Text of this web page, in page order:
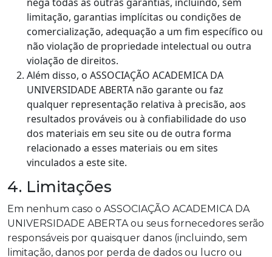
limitação, garantias implícitas ou condições de
comercialização, adequação a um fim específico ou
não violação de propriedade intelectual ou outra
violação de direitos.
Além disso, o ASSOCIAÇÃO ACADEMICA DA
UNIVERSIDADE ABERTA não garante ou faz
qualquer representação relativa à precisão, aos
resultados prováveis ou à confiabilidade do uso
dos materiais em seu site ou de outra forma
relacionado a esses materiais ou em sites
vinculados a este site.
4. Limitações
Em nenhum caso o ASSOCIAÇÃO ACADEMICA DA
UNIVERSIDADE ABERTA ou seus fornecedores serão
responsáveis por quaisquer danos (incluindo, sem
limitação, danos por perda de dados ou lucro ou